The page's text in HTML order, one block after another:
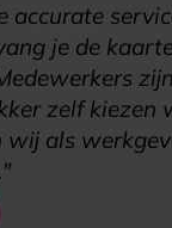
accurate
je de
zijn
zelf kiezen
als